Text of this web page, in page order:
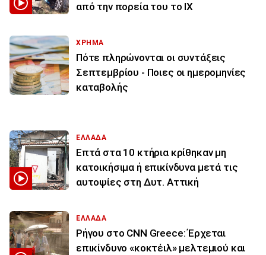
από την πορεία του το ΙΧ
ΧΡΗΜΑ
Πότε πληρώνονται οι συντάξεις
Σεπτεμβρίου - Ποιες οι ημερομηνίες
καταβολής
ΕΛΛΑΔΑ
Επτά στα 10 κτήρια κρίθηκαν μη
κατοικήσιμα ή επικίνδυνα μετά τις
αυτοψίες στη Δυτ. Αττική
ΕΛΛΑΔΑ
Ρήγου στο CNN Greece: Έρχεται
επικίνδυνο «κοκτέιλ» μελτεμιού και